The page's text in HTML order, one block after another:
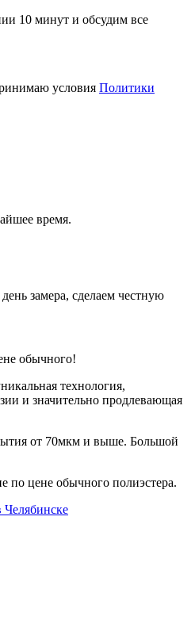
10 минут и обсудим все
условия Политики
время.
замера, сделаем честную
обычного!
технология,
и значительно продлевающая
от 70мкм и выше. Большой
по цене обычного полиэстера.